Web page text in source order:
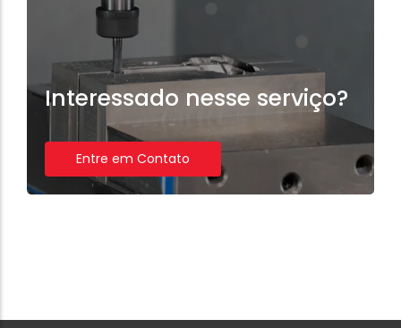
Interessado nesse serviço?
Entre em Contato